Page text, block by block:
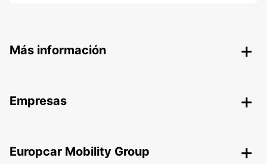
Más información
Empresas
Europcar Mobility Group